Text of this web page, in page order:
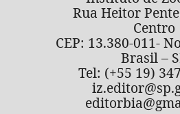
Rua Heitor
Centro
CEP: 13.380-011-
Brasil –
Tel: (+55 19)